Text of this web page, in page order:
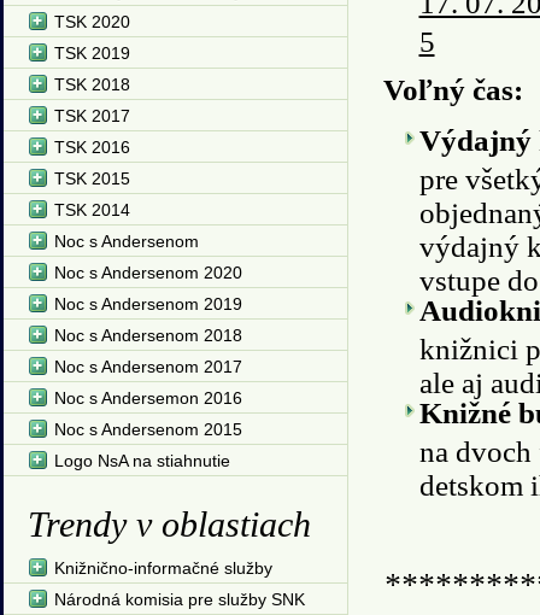
5
Voľný čas:
Výdajný
pre
výdajný
vstupe
knižnici
ale aj
Knižné
na
detskom
TSK 2020
TSK 2019
TSK 2018
TSK 2017
TSK 2016
TSK 2015
TSK 2014
Noc s Andersenom
Noc s Andersenom 2020
Noc s Andersenom 2019
Noc s Andersenom 2018
Noc s Andersenom 2017
Noc s Andersemon 2016
Noc s Andersenom 2015
Logo NsA na stiahnutie
Trendy v oblastiach
Knižnično-informačné služby
Národná komisia pre služby SNK